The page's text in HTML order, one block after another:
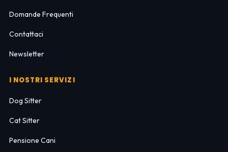
Domande Frequenti
Contattaci
Newsletter
I NOSTRI SERVIZI
Dog Sitter
Cat Sitter
Pensione Cani